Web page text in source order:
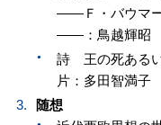
——Ｆ・バウマー
——：鳥越輝昭
詩 王の死ある
片：多田智満子
随想